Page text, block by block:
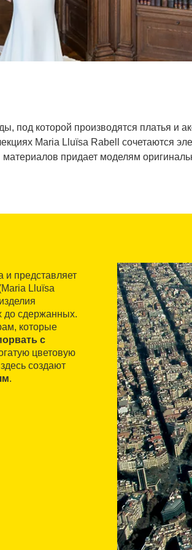
под которой производятся платья и
Maria Lluïsa Rabell сочетаются
материалов придает моделям
и представляет
Lluïsa
до сдержанных.
которые
с
цветовую
создают
.